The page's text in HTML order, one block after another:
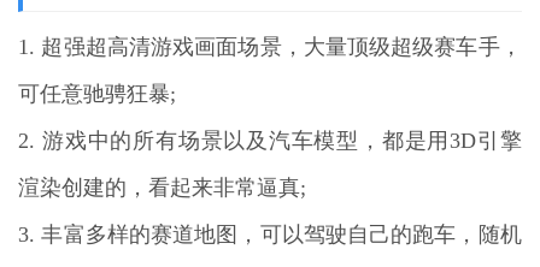
1. 超强超高清游戏画面场景，大量顶级超级赛车手，
可任意驰骋狂暴;
2. 游戏中的所有场景以及汽车模型，都是用3D引擎
渲染创建的，看起来非常逼真;
3. 丰富多样的赛道地图，可以驾驶自己的跑车，随机